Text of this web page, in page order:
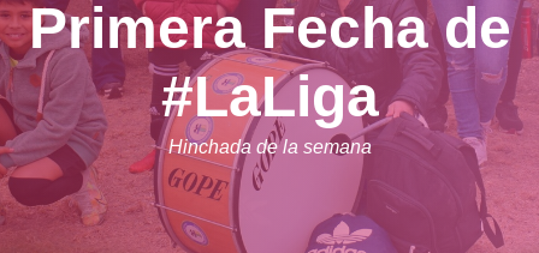
Primera Fecha de
#LaLiga
Hinchada de la semana